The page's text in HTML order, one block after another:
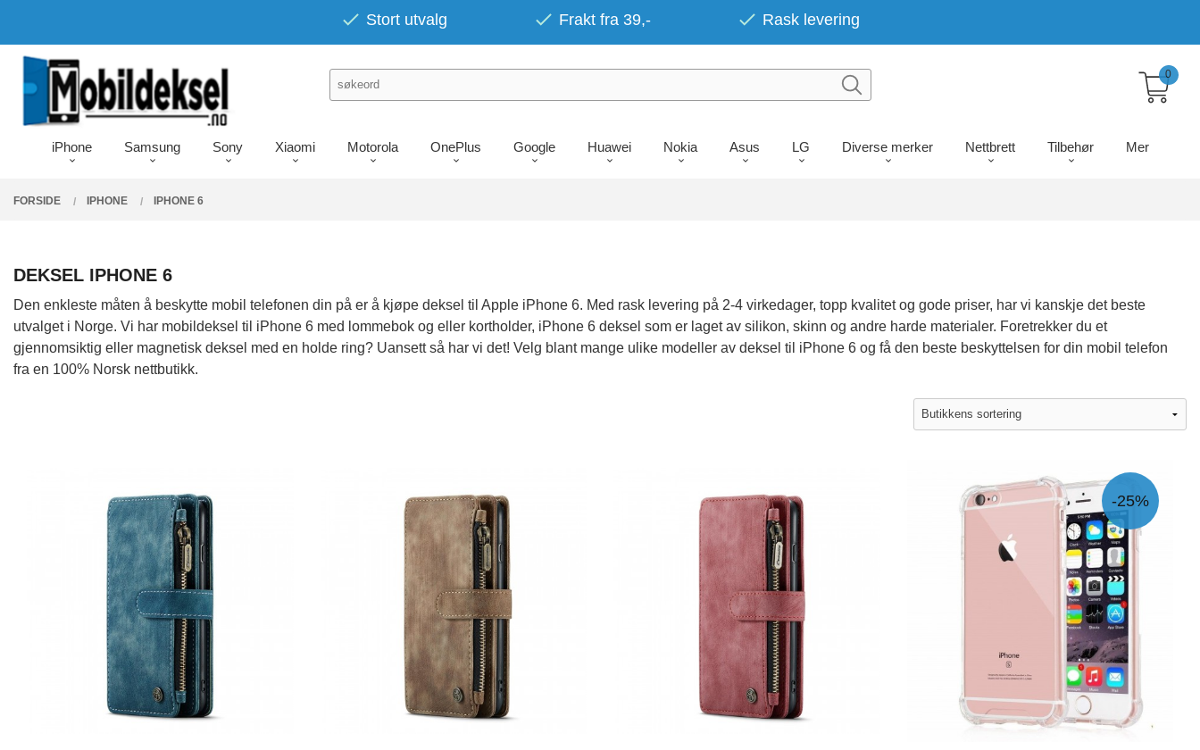
innholdet
Stort utvalg Frakt fra 39,- Rask levering
iPhone Samsung Sony Xiaomi Motorola OnePlus Google Huawei Nokia Asus LG Diverse merker Nettbrett Tilbehør Mer
0
FORSIDE IPHONE IPHONE 6
DEKSEL IPHONE 6
Den enkleste måten å beskytte mobil telefonen din på er å kjøpe deksel til Apple iPhone 6. Med rask levering på 2-4 virkedager, topp kvalitet og gode priser, har vi kanskje det beste
utvalget i Norge. Vi har mobildeksel til iPhone 6 med lommebok og eller kortholder, iPhone 6 deksel som er laget av silikon, skinn og andre harde materialer. Foretrekker du et
gjennomsiktig eller magnetisk deksel med en holde ring? Uansett så har vi det! Velg blant mange ulike modeller av deksel til iPhone 6 og få den beste beskyttelsen for din mobil telefon
fra en 100% Norsk nettbutikk.
-25%